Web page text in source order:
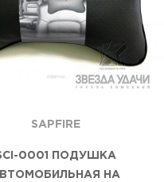
SAPFIRE
0001 ПОДУШКА
НА